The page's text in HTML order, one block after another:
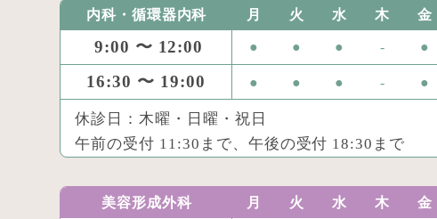
内科・循環器内科 月 火 水 木 金
9:00 〜 12:00 ● ● ● - ●
16:30 〜 19:00 ● ● ● - ●
休診日：木曜・日曜・祝日
午前の受付 11:30まで、午後の受付 18:30まで
美容形成外科 月 火 水 木 金